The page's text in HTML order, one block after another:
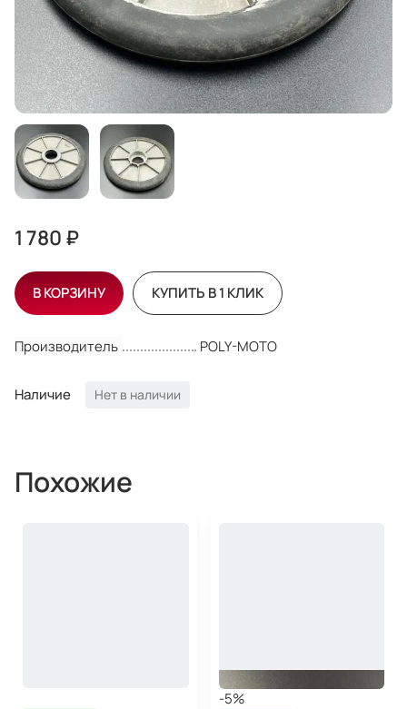
Производитель POLY-MOTO
Наличие Нет в наличии
1 780 ₽
В КОРЗИНУ КУПИТЬ В 1 КЛИК
Похожие
-5%